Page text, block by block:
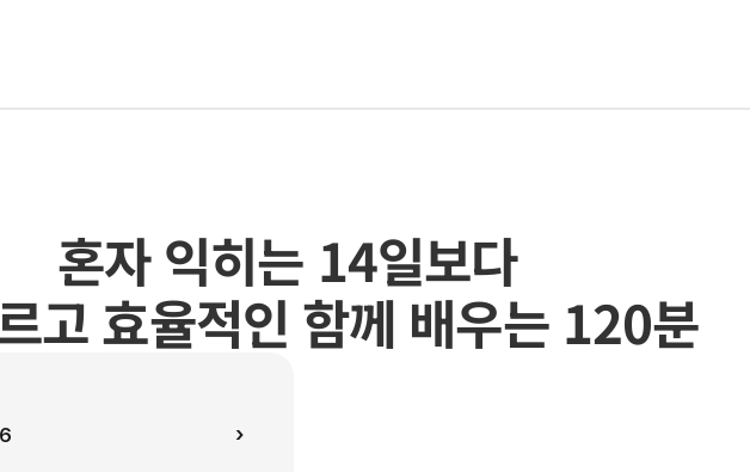
혼자 익히는 14일보다
고 효율적인 함께 배우는 120분
›